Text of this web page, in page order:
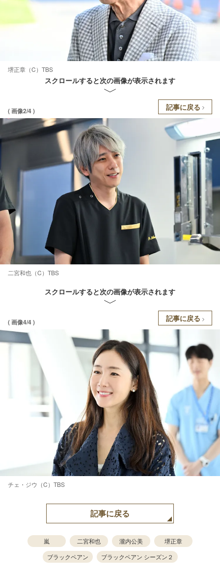
堺正章（C）TBS
スクロールすると次の画像が表示されます
( 画像2/4 ) 記事に戻る
二宮和也（C）TBS
スクロールすると次の画像が表示されます
( 画像4/4 ) 記事に戻る
チェ・ジウ（C）TBS
記事に戻る
嵐 二宮和也 瀧内公美
堺正章
ブラックペアン
ブラックペアン シーズン２